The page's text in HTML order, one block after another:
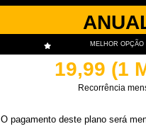
MELHOR OPÇÃO
19,99 (1
Recorrência
O pagamento deste plano será